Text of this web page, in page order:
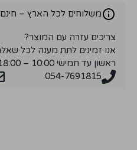
משלוחים לכל הארץ – חינם
צריכים עזרה עם המוצר?
אנו זמינים לתת מענה לכל
ראשון עד חמישי 10:00 – 18:00
054-7691815